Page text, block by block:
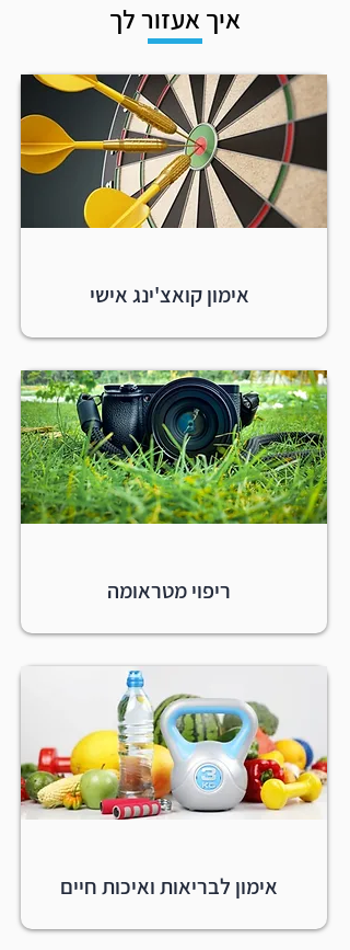
איך אעזור לך
אימון קואצ'ינג אישי
ריפוי מטראומה
אימון לבריאות ואיכות חיים